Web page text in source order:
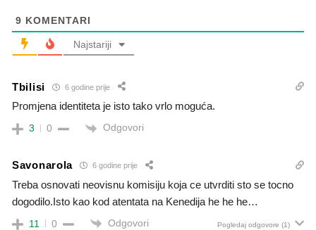
9 KOMENTARI
Najstariji
Tbilisi 6 godine prije
Promjena identiteta je isto tako vrlo moguća.
3 0 Odgovori
Savonarola 6 godine prije
Treba osnovati neovisnu komisiju koja ce utvrditi sto se tocno
dogodilo.Isto kao kod atentata na Kenedija he he he…
11 0 Odgovori Pogledaj odgovore (1)